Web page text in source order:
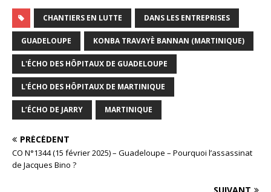
CHANTIERS EN LUTTE DANS LES ENTREPRISES
GUADELOUPE KONBA TRAVAYÈ BANNAN (MARTINIQUE)
L'ÉCHO DES HÔPITAUX DE GUADELOUPE
L'ÉCHO DES HÔPITAUX DE MARTINIQUE
L’ÉCHO DE JARRY MARTINIQUE
PRÉCÉDENT
CO N°1344 (15 février 2025) – Guadeloupe – Pourquoi l’assassinat
de Jacques Bino ?